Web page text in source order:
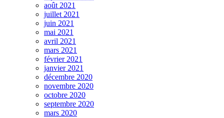
août 2021
juillet 2021
juin 2021
mai 2021
avril 2021
mars 2021
février 2021
janvier 2021
décembre 2020
novembre 2020
octobre 2020
septembre 2020
mars 2020